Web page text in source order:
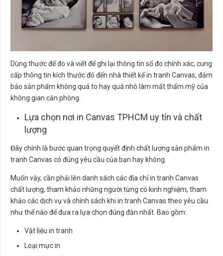
Dùng thước để đo và viết để ghi lại thông tin số đo chính xác, cung
cấp thông tin kích thước đó đến nhà thiết kế in tranh Canvas, đảm
bảo sản phẩm không quá to hay quá nhỏ làm mất thẩm mỹ của
không gian căn phòng.
Lựa chọn nơi in Canvas TPHCM uy tín và chất
lượng
Đây chính là bước quan trọng quyết định chất lượng sản phẩm in
tranh Canvas có đúng yêu cầu của bạn hay không.
Muốn vậy, cần phải lên danh sách các địa chỉ in tranh Canvas
chất lượng, tham khảo những người từng có kinh nghiệm, tham
khảo các dịch vụ và chính sách khi in tranh Canvas theo yêu cầu
như thế nào để đưa ra lựa chọn đúng đắn nhất. Bao gồm:
Vật liệu in tranh
Loại mực in